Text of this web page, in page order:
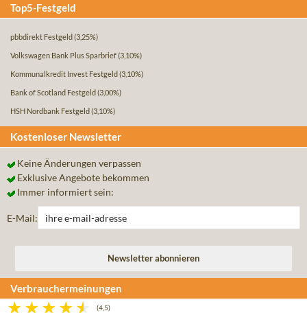
Top5-Festgeld
pbbdirekt Festgeld (3,25%)
Volkswagen Bank Plus Sparbrief(3,10%)
Kommunalkredit Invest Festgeld (3,10%)
Bank of Scotland Festgeld (3,00%)
HSH Nordbank Festgeld (3,10%)
Kostenloser Newsletter
Keine Änderungen verpassen
Exklusive Angebote bekommen
Immer informiert sein:
E-Mail:
Verbrauchermeinungen
(4,5)